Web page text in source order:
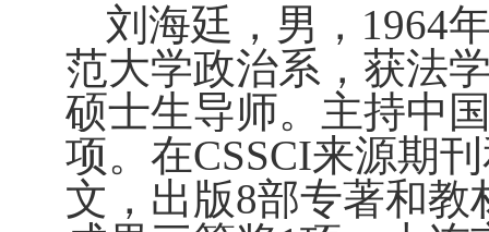
刘海廷，男， 1964
范大学政治系，获法
硕士生导师。主持中
项。在CSSCI来源期
文，出版8部专著和教